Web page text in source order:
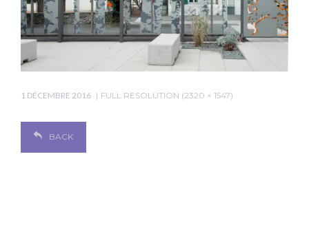
1 DÉCEMBRE 2016 FULL RESOLUTION (2320 × 1547)
BACK